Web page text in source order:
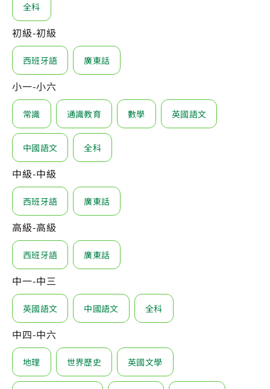
全科
初級-初級
西班牙語 廣東話
小一-小六
常識 通識教育 數學 英國語文
中國語文 全科
中級-中級
西班牙語 廣東話
高級-高級
西班牙語 廣東話
中一-中三
英國語文 中國語文 全科
中四-中六
地理 世界歷史 英國文學